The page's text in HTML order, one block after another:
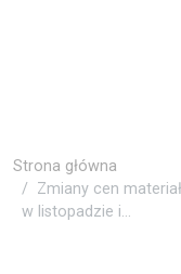
Strona główna
Zmiany cen
w listopadzie i...